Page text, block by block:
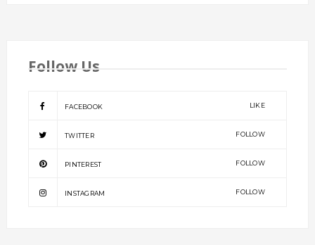
Follow Us
FACEBOOK LIKE
TWITTER FOLLOW
PINTEREST FOLLOW
INSTAGRAM FOLLOW